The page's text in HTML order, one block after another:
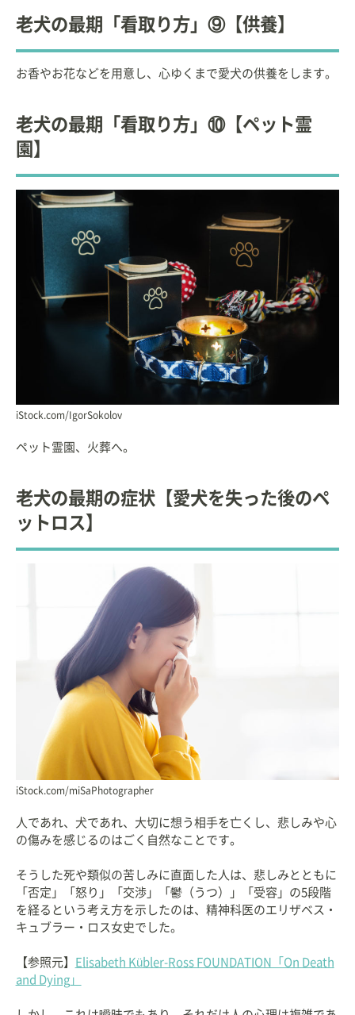
老犬の最期「看取り方」⑨【供養】
お香やお花などを用意し、心ゆくまで愛犬の供養をします。
老犬の最期「看取り方」⑩【ペット霊
園】
iStock.com/IgorSokolov
ペット霊園、火葬へ。
老犬の最期の症状【愛犬を失った後のペ
ットロス】
iStock.com/miSaPhotographer
人であれ、犬であれ、大切に想う相手を亡くし、悲しみや心
の傷みを感じるのはごく自然なことです。
そうした死や類似の苦しみに直面した人は、悲しみとともに
「否定」「怒り」「交渉」「鬱（うつ）」「受容」の5段階
を経るという考え方を示したのは、精神科医のエリザベス・
キュブラー・ロス女史でした。
【参照元】
Elisabeth Kübler-Ross FOUNDATION「On Death
and Dying」